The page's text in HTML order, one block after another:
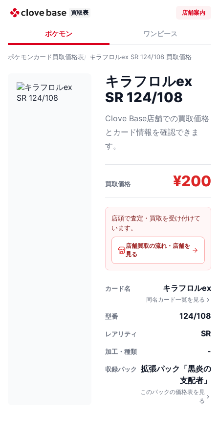
買取表 店舗案内
ポケモン ワンピース
ポケモンカード買取価格表 キラフロルex SR 124/108 買取価格
キラフロルex
SR 124/108
Clove Base店舗での買取価格
とカード情報を確認できま
す。
買取価格 ¥200
店頭で査定・買取を受け付けて
います。
店舗買取の流れ・店舗を
見る
カード名 キラフロルex
同名カード一覧を見る
型番 124/108
レアリティ SR
加工・種類 -
収録パック
拡張パック「黒炎の
支配者」
このパックの価格表を見
る